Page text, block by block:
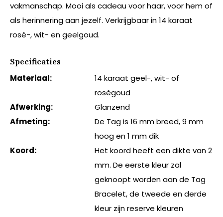
vakmanschap. Mooi als cadeau voor haar, voor hem of
als herinnering aan jezelf. Verkrijgbaar in 14 karaat
rosé-, wit- en geelgoud.
Specificaties
Materiaal:
14 karaat geel-, wit- of
rosègoud
Afwerking:
Glanzend
Afmeting:
De Tag is 16 mm breed, 9 mm
hoog en 1 mm dik
Koord:
Het koord heeft een dikte van 2
mm. De eerste kleur zal
geknoopt worden aan de Tag
Bracelet, de tweede en derde
kleur zijn reserve kleuren